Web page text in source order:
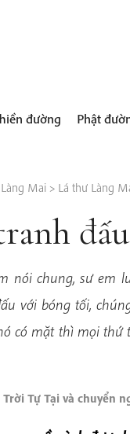
đường Phật
Mai> Lá thư Làng
nói chung, sư
với bóng tối,
có mặt thì mọi thứ
Tự Tại và chuyển